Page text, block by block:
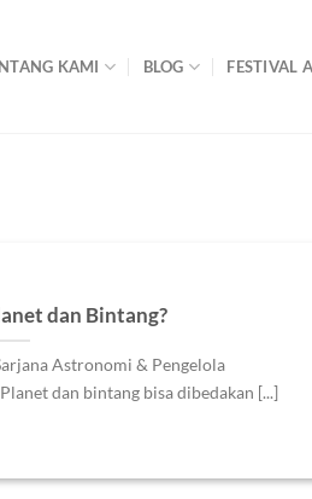
KAMI BLOG FESTIVAL
dan Bintang?
Astronomi & Pengelola
dan bintang bisa dibedakan [...]